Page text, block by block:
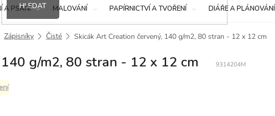
HLEDAT
A PSANÍ MALOVÁNÍ PAPÍRNICTVÍ A TVOŘENÍ DIÁŘE A PLÁNOVÁNÍ
Zápisníky Čisté Skicák Art Creation červený, 140 g/m2, 80 stran - 12 x 12 cm
g/m2, 80 stran - 12 x 12 cm 9314204M